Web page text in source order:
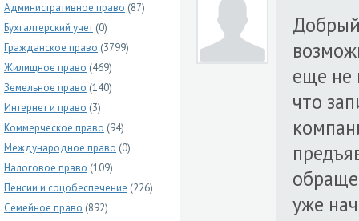
Административное право (87)
Бухгалтерский учет (0)
Гражданское право (3799)
Жилищное право (469)
Земельное право (140)
Интернет и право (3)
Коммерческое право (94)
Международное право (0)
Налоговое право (109)
Пенсии и соцобеспечение (226)
Семейное право (892)
еще не
что
уже